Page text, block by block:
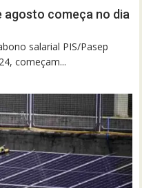
agosto começa no dia
salarial PIS/Pasep
começam...